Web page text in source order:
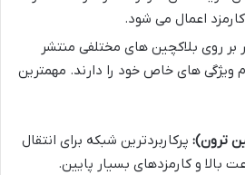
کارمزد اعمال می شود.
بر روی بلاکچین های مختلفی منتشر
های خاص خود را دارند. مهمترین
پرکاربردترین شبکه برای انتقال
بالا و کارمزدهای بسیار پایین.